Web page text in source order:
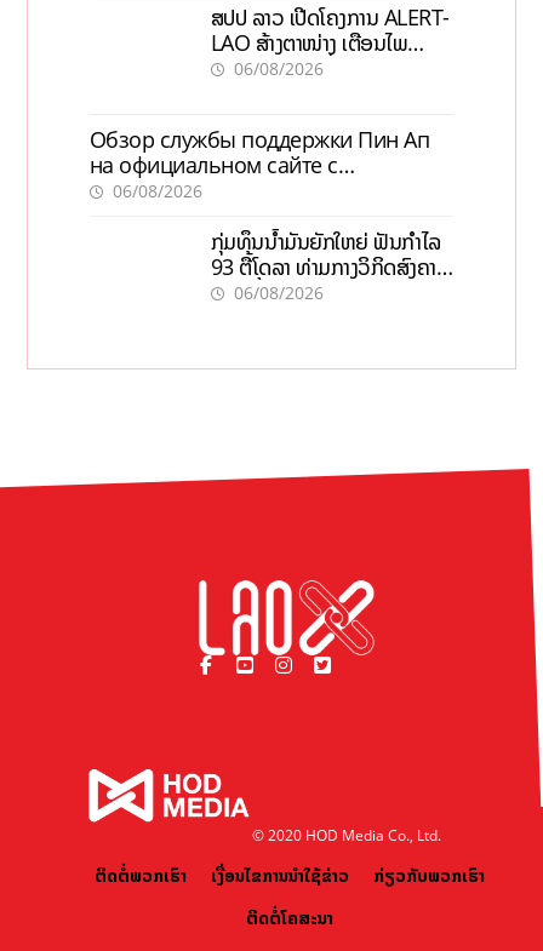
ສປປ ລາວ ເປີດໂຄງການ ALERT-
LAO ສ້າງຕາໜ່າງ ເຕືອນໄພ
ພະຍາດລະບາດທົ່ວປະເທດ
06/08/2026
Обзор службы поддержки Пин Ап
на официальном сайте с
актуальной информацией
06/08/2026
ກຸ່ມທຶນນ້ຳມັນຍັກໃຫຍ່ ຟັນກຳໄລ
93 ຕື້ໂດລາ ທ່າມກາງວິກິດສົງຄາມ
ລາຄານໍ້າມັນແພງ
06/08/2026
© 2020 HOD Media Co., Ltd.
ຕິດຕໍ່ພວກເຮົາ ເງື່ອນໄຂການນຳໃຊ້ຂ່າວ
ກ່ຽວກັບພວກເຮົາ
ຕິດຕໍ່ໂຄສະນາ